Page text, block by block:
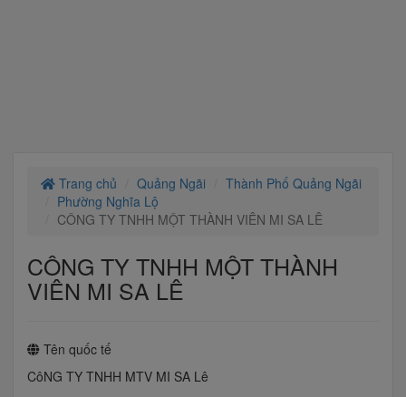
Trang chủ Quảng Ngãi
Thành Phố Quảng Ngãi
Phường Nghĩa Lộ
CÔNG TY TNHH MỘT THÀNH VIÊN MI SA LÊ
CÔNG TY TNHH MỘT THÀNH
VIÊN MI SA LÊ
Tên quốc tế
CôNG TY TNHH MTV MI SA Lê